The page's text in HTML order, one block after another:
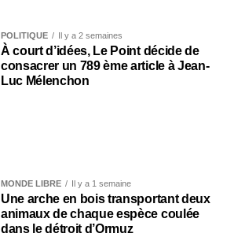
POLITIQUE Il y a 2 semaines
À court d’idées, Le Point décide de
consacrer un 789 ème article à Jean-
Luc Mélenchon
MONDE LIBRE Il y a 1 semaine
Une arche en bois transportant deux
animaux de chaque espèce coulée
dans le détroit d’Ormuz